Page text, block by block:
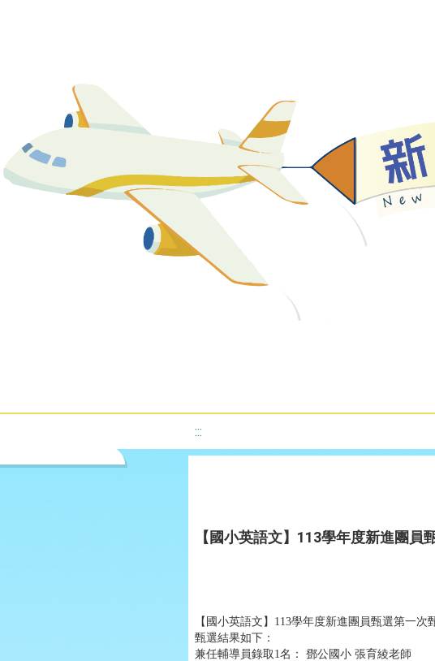
:::
【國小英語文】113學年度新進團
【國小英語文】113學年度新進團員甄選第一次
甄選結果如下：
兼任輔導員錄取1名： 鄧公國小 張育綾老師